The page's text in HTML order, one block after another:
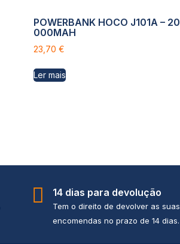
POWERBANK HOCO J101A – 20
000MAH
23,70€
Ler mais
14 dias para devolução
Tem o direito de devolver as suas
encomendas no prazo de 14 dias.